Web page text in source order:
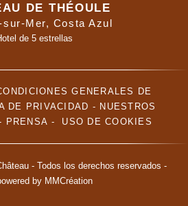
DE THÉOULE
sur-Mer, Costa Azul
de 5 estrellas
GENERALES DE
DE PRIVACIDAD - NUESTROS
PRENSA - USO DE COOKIES
- Todos los derechos reservados -
by MMCréation